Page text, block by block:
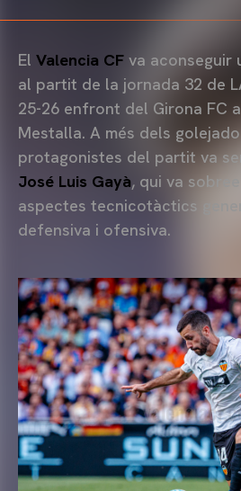
El Valencia CF va aconseguir
al partit de la jornada 32 de
25-26 enfront del Girona FC
Mestalla. A més dels
protagonistes del partit va
José Luis Gayà, qui va
aspectes tecnicotàctics
defensiva i ofensiva.